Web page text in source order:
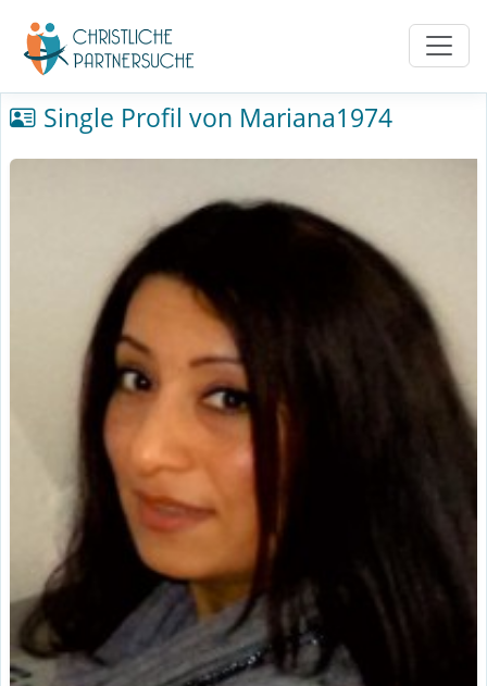
Single Profil von Mariana1974